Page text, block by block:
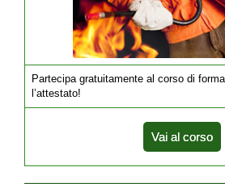
Partecipa gratuitamente al corso di
l’attestato!
Vai al corso